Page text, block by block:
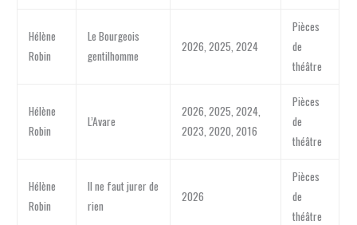
Hélène
Robin
Le Bourgeois
gentilhomme
2026, 2025, 2024
Pièces
de
théâtre
Hélène
Robin
L’Avare
2026, 2025, 2024,
2023, 2020, 2016
Pièces
de
théâtre
Hélène
Robin
Il ne faut jurer de
rien
2026
Pièces
de
théâtre